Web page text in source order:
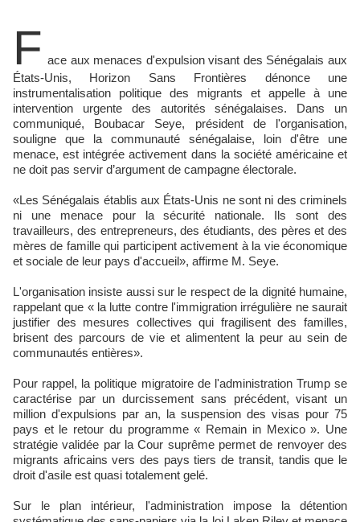
F ace aux menaces d'expulsion visant des Sénégalais aux
États-Unis, Horizon Sans Frontières dénonce une
instrumentalisation politique des migrants et appelle à une
intervention urgente des autorités sénégalaises. Dans un
communiqué, Boubacar Seye, président de l'organisation,
souligne que la communauté sénégalaise, loin d'être une
menace, est intégrée activement dans la société américaine et
ne doit pas servir d’argument de campagne électorale.
«Les Sénégalais établis aux États-Unis ne sont ni des criminels
ni une menace pour la sécurité nationale. Ils sont des
travailleurs, des entrepreneurs, des étudiants, des pères et des
mères de famille qui participent activement à la vie économique
et sociale de leur pays d'accueil», affirme M. Seye.
L'organisation insiste aussi sur le respect de la dignité humaine,
rappelant que « la lutte contre l'immigration irrégulière ne saurait
justifier des mesures collectives qui fragilisent des familles,
brisent des parcours de vie et alimentent la peur au sein de
communautés entières».
Pour rappel, la politique migratoire de l'administration Trump se
caractérise par un durcissement sans précédent, visant un
million d'expulsions par an, la suspension des visas pour 75
pays et le retour du programme « Remain in Mexico ». Une
stratégie validée par la Cour suprême permet de renvoyer des
migrants africains vers des pays tiers de transit, tandis que le
droit d'asile est quasi totalement gelé.
Sur le plan intérieur, l'administration impose la détention